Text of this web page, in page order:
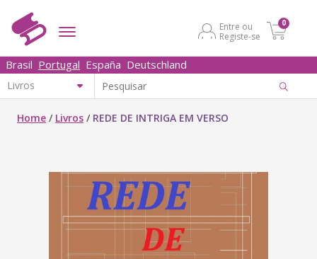
Entre ou
Registe-se
0
Brasil Portugal España Deutschland
Home / Livros / REDE DE INTRIGA EM VERSO